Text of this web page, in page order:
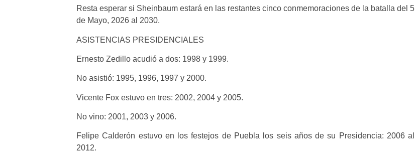
Resta esperar si Sheinbaum estará en las restantes cinco conmemoraciones de la batalla del 5
de Mayo, 2026 al 2030.
ASISTENCIAS PRESIDENCIALES
Ernesto Zedillo acudió a dos: 1998 y 1999.
No asistió: 1995, 1996, 1997 y 2000.
Vicente Fox estuvo en tres: 2002, 2004 y 2005.
No vino: 2001, 2003 y 2006.
Felipe Calderón estuvo en los festejos de Puebla los seis años de su Presidencia: 2006 al
2012.